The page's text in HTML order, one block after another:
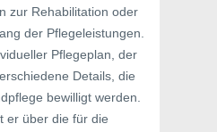
zur Rehabilitation oder
der Pflegeleistungen.
Pflegeplan, der
Details, die
bewilligt werden.
er über die für die